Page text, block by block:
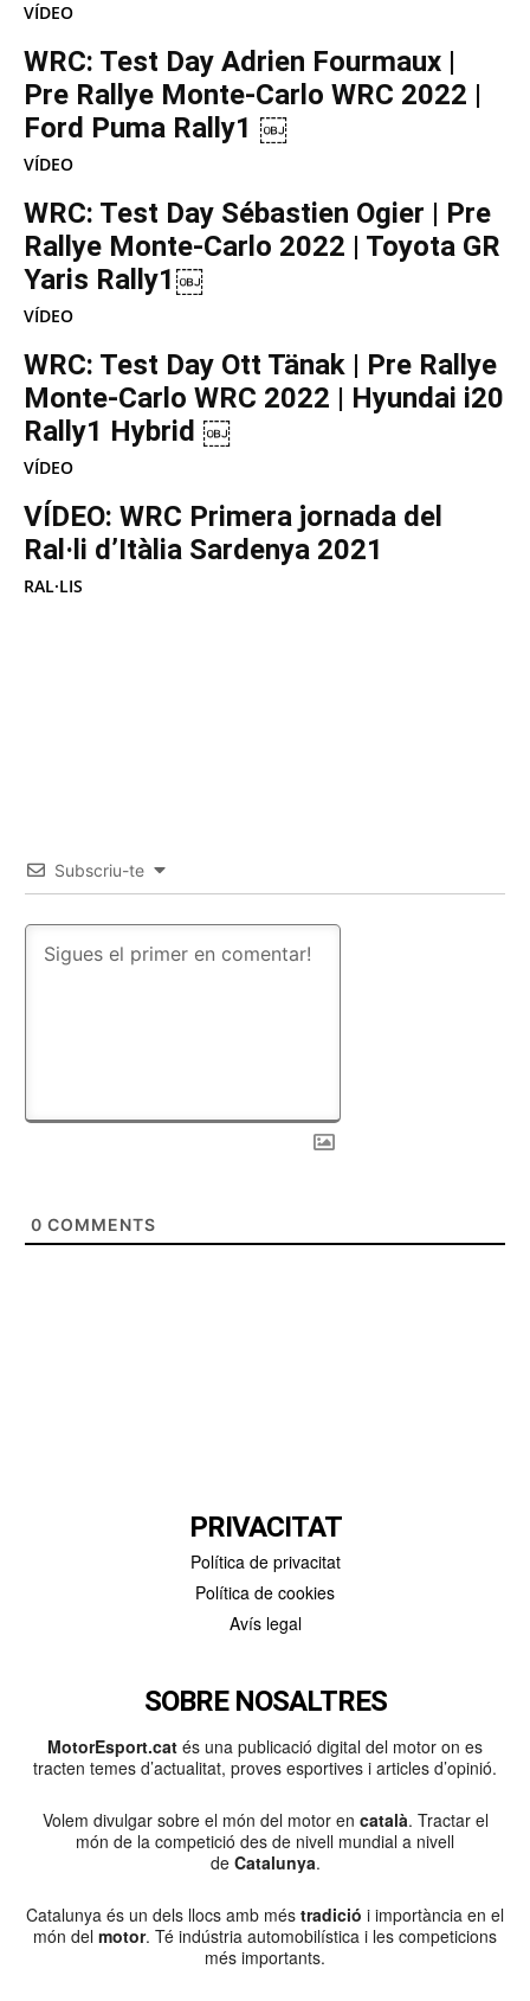
VÍDEO
WRC: Test Day Adrien Fourmaux |
Pre Rallye Monte-Carlo WRC 2022 |
Ford Puma Rally1 ￼
VÍDEO
WRC: Test Day Sébastien Ogier | Pre
Rallye Monte-Carlo 2022 | Toyota GR
Yaris Rally1￼
VÍDEO
WRC: Test Day Ott Tänak | Pre Rallye
Monte-Carlo WRC 2022 | Hyundai i20
Rally1 Hybrid ￼
VÍDEO
VÍDEO: WRC Primera jornada del
Ral·li d’Itàlia Sardenya 2021
RAL·LIS
Subscriu-te
0 COMMENTS
PRIVACITAT
Política de privacitat
Política de cookies
Avís legal
SOBRE NOSALTRES
MotorEsport.cat és una publicació digital del motor on es
tracten temes d’actualitat, proves esportives i articles d’opinió.
Volem divulgar sobre el món del motor en català. Tractar el
món de la competició des de nivell mundial a nivell
de Catalunya.
Catalunya és un dels llocs amb més tradició i importància en el
món del motor. Té indústria automobilística i les competicions
més importants.